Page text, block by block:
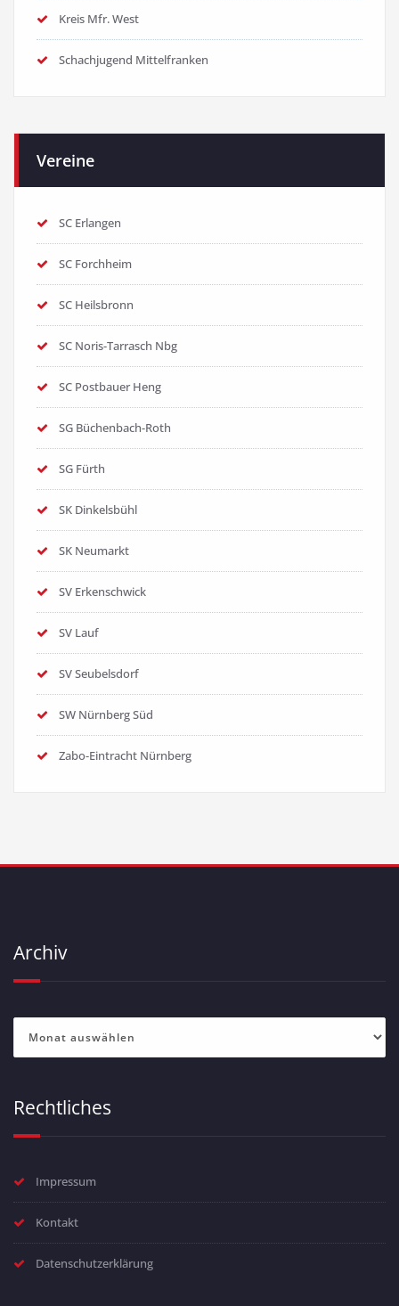
Kreis Mfr. West
Schachjugend Mittelfranken
Vereine
SC Erlangen
SC Forchheim
SC Heilsbronn
SC Noris-Tarrasch Nbg
SC Postbauer Heng
SG Büchenbach-Roth
SG Fürth
SK Dinkelsbühl
SK Neumarkt
SV Erkenschwick
SV Lauf
SV Seubelsdorf
SW Nürnberg Süd
Zabo-Eintracht Nürnberg
Archiv
Rechtliches
Impressum
Kontakt
Datenschutzerklärung